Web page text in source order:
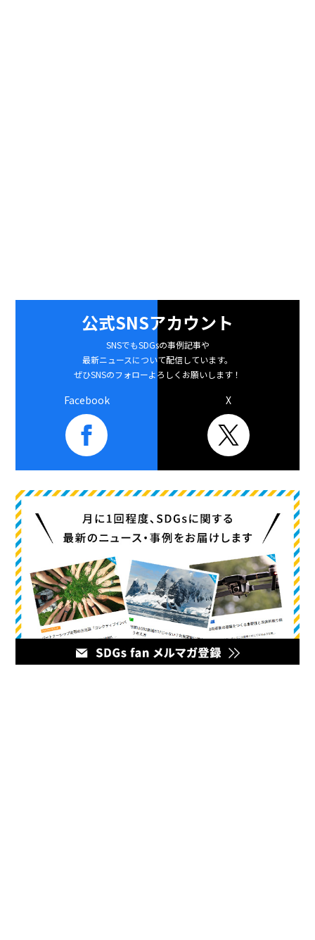
公式SNSアカウント
SNSでもSDGsの事例記事や
最新ニュースについて配信しています。
ぜひSNSのフォローよろしくお願いします！
Facebook X